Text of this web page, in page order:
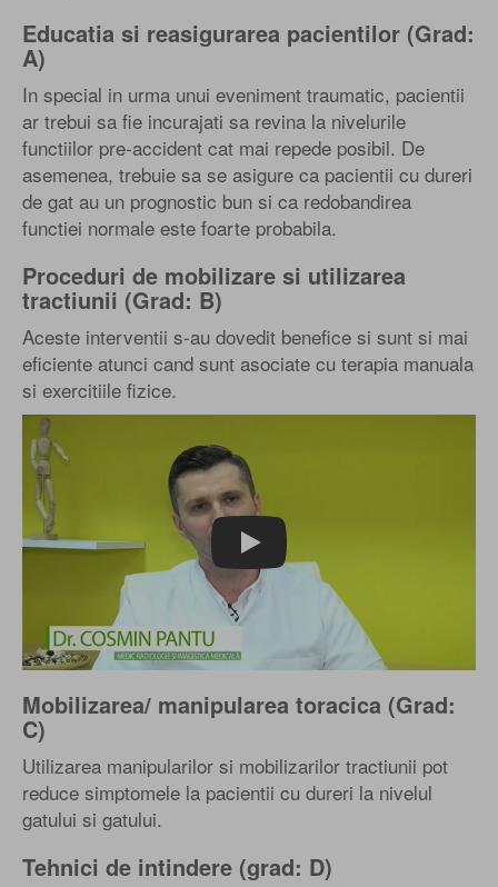
Educatia si reasigurarea pacientilor (Grad:
A)
In special in urma unui eveniment traumatic, pacientii
ar trebui sa fie incurajati sa revina la nivelurile
functiilor pre-accident cat mai repede posibil. De
asemenea, trebuie sa se asigure ca pacientii cu dureri
de gat au un prognostic bun si ca redobandirea
functiei normale este foarte probabila.
Proceduri de mobilizare si utilizarea
tractiunii (Grad: B)
Aceste interventii s-au dovedit benefice si sunt si mai
eficiente atunci cand sunt asociate cu terapia manuala
si exercitiile fizice.
Play
Mobilizarea/ manipularea toracica (Grad:
C)
Utilizarea manipularilor si mobilizarilor tractiunii pot
reduce simptomele la pacientii cu dureri la nivelul
gatului si gatului.
Tehnici de intindere (grad: D)